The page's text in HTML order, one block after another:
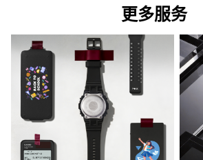
更多服务